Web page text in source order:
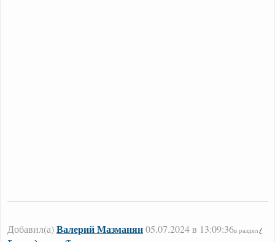
Добавил(а)Валерий Мазманян05.07.2024 в 13:09:36в раздел /